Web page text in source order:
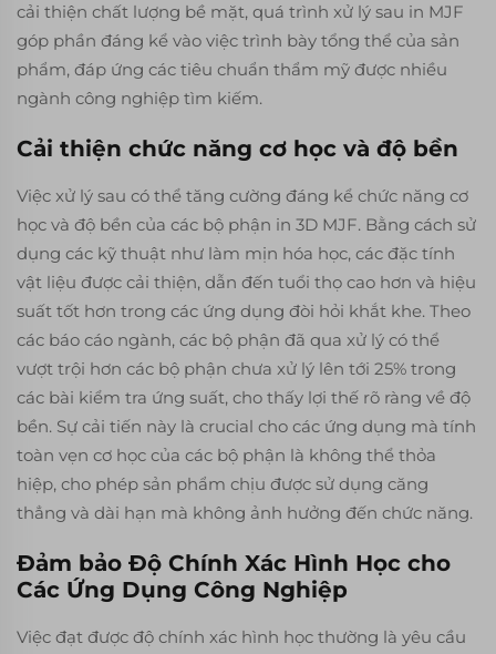
cải thiện chất lượng bề mặt, quá trình xử lý sau in MJF
góp phần đáng kể vào việc trình bày tổng thể của sản
phẩm, đáp ứng các tiêu chuẩn thẩm mỹ được nhiều
ngành công nghiệp tìm kiếm.
Cải thiện chức năng cơ học và độ bền
Việc xử lý sau có thể tăng cường đáng kể chức năng cơ
học và độ bền của các bộ phận in 3D MJF. Bằng cách sử
dụng các kỹ thuật như làm mịn hóa học, các đặc tính
vật liệu được cải thiện, dẫn đến tuổi thọ cao hơn và hiệu
suất tốt hơn trong các ứng dụng đòi hỏi khắt khe. Theo
các báo cáo ngành, các bộ phận đã qua xử lý có thể
vượt trội hơn các bộ phận chưa xử lý lên tới 25% trong
các bài kiểm tra ứng suất, cho thấy lợi thế rõ ràng về độ
bền. Sự cải tiến này là crucial cho các ứng dụng mà tính
toàn vẹn cơ học của các bộ phận là không thể thỏa
hiệp, cho phép sản phẩm chịu được sử dụng căng
thẳng và dài hạn mà không ảnh hưởng đến chức năng.
Đảm bảo Độ Chính Xác Hình Học cho
Các Ứng Dụng Công Nghiệp
Việc đạt được độ chính xác hình học thường là yêu cầu